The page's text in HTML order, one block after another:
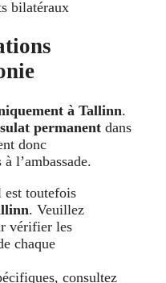
bilatéraux
à Tallinn.
permanent dans
donc
l’ambassade.
est toutefois
. Veuillez
vérifier les
chaque
consultez